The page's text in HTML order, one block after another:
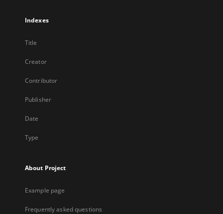
Indexes
Title
Creator
Contributor
Publisher
Date
Type
About Project
Example page
Frequently asked questions